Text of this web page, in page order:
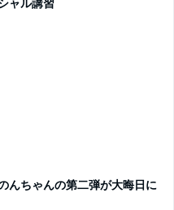
ャル講習
んちゃんの第二弾が大晦日に